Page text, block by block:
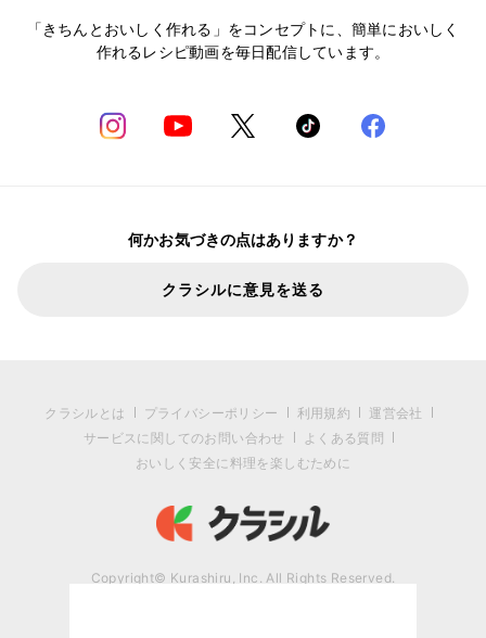
「きちんとおいしく作れる」をコンセプトに、簡単においしく
作れるレシピ動画を毎日配信しています。
何かお気づきの点はありますか？
クラシルに意見を送る
クラシルとは プライバシーポリシー 利用規約
運営会社
サービスに関してのお問い合わせ
よくある質問
おいしく安全に料理を楽しむために
Copyright© Kurashiru, Inc. All Rights Reserved.